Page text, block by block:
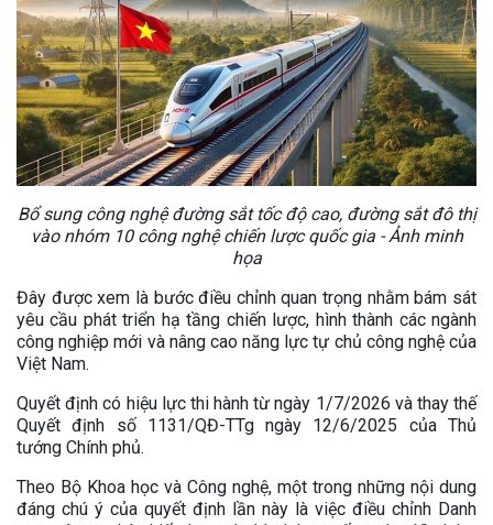
Bổ sung công nghệ đường sắt tốc độ cao, đường sắt đô thị
vào nhóm 10 công nghệ chiến lược quốc gia - Ảnh minh
họa
Đây được xem là bước điều chỉnh quan trọng nhằm bám sát
yêu cầu phát triển hạ tầng chiến lược, hình thành các ngành
công nghiệp mới và nâng cao năng lực tự chủ công nghệ của
Việt Nam.
Quyết định có hiệu lực thi hành từ ngày 1/7/2026 và thay thế
Quyết định số 1131/QĐ-TTg ngày 12/6/2025 của Thủ
tướng Chính phủ.
Theo Bộ Khoa học và Công nghệ, một trong những nội dung
đáng chú ý của quyết định lần này là việc điều chỉnh Danh